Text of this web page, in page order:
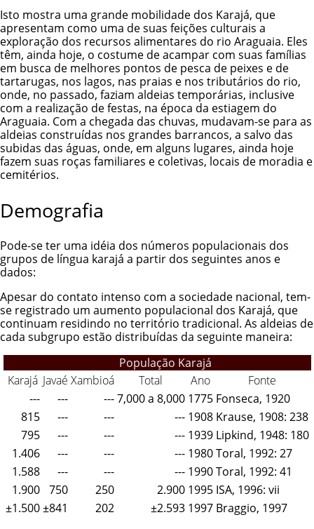
Isto mostra uma grande mobilidade dos Karajá, que
apresentam como uma de suas feições culturais a
exploração dos recursos alimentares do rio Araguaia. Eles
têm, ainda hoje, o costume de acampar com suas famílias
em busca de melhores pontos de pesca de peixes e de
tartarugas, nos lagos, nas praias e nos tributários do rio,
onde, no passado, faziam aldeias temporárias, inclusive
com a realização de festas, na época da estiagem do
Araguaia. Com a chegada das chuvas, mudavam-se para as
aldeias construídas nos grandes barrancos, a salvo das
subidas das águas, onde, em alguns lugares, ainda hoje
fazem suas roças familiares e coletivas, locais de moradia e
cemitérios.
Demografia
Pode-se ter uma idéia dos números populacionais dos
grupos de língua karajá a partir dos seguintes anos e
dados:
Apesar do contato intenso com a sociedade nacional, tem-
se registrado um aumento populacional dos Karajá, que
continuam residindo no território tradicional. As aldeias de
cada subgrupo estão distribuídas da seguinte maneira:
População Karajá
Karajá Javaé Xambioá Total Ano
Fonte
---
--- --- 7,000 a 8,000 1775 Fonseca, 1920
815
--- --- --- 1908 Krause, 1908: 238
795
--- --- --- 1939 Lipkind, 1948: 180
1.406
--- --- --- 1980 Toral, 1992: 27
1.588
--- --- --- 1990 Toral, 1992: 41
1.900
750 250 2.900 1995 ISA, 1996: vii
±1.500 ±841 202 ±2.593 1997 Braggio, 1997